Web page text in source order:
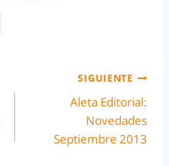
SIGUIENTE
Aleta Editorial:
Novedades
Septiembre 2013